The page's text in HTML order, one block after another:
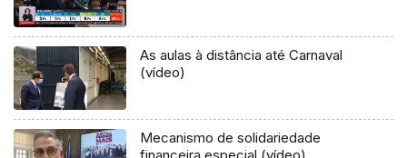
As aulas à distância até Carnaval
(vídeo)
Mecanismo de solidariedade